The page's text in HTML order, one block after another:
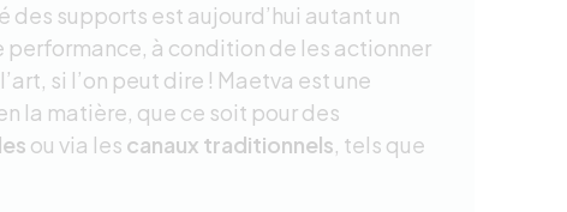
des supports est aujourd’hui autant un
performance, à condition de les actionner
si l’on peut dire ! Maetva est une
la matière, que ce soit pour des
ou via les canaux traditionnels, tels que